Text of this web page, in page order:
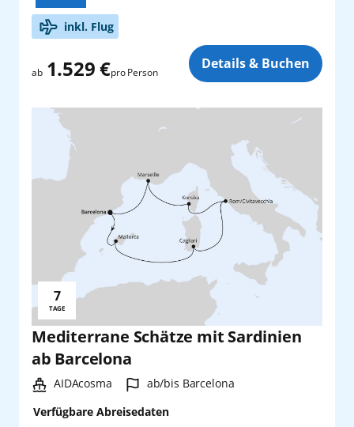
Zusatzinkl. Flug
ab 1.529 €pro Person Details & Buchen
Mediterrane Schätze mit Sardinien
ab Barcelona
Schiff:
AIDAcosma Hafen:
ab/bis Barcelona
Verfügbare Abreisedaten
Reisedauer:
7
TAGE